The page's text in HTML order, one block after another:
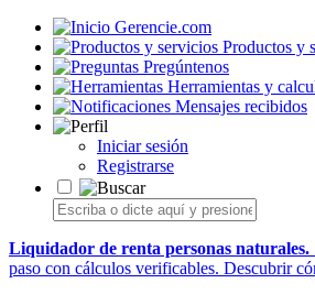
Gerencie.com
Productos y
Pregúntenos
Herramientas y
Mensajes recibidos
Iniciar sesión
Registrarse
Liquidador de renta personas naturales.
paso con cálculos verificables. Descubrir